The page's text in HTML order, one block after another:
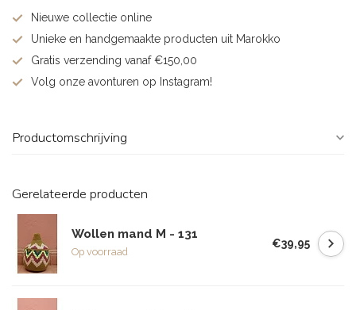
Nieuwe collectie online
Unieke en handgemaakte producten uit Marokko
Gratis verzending vanaf €150,00
Volg onze avonturen op Instagram!
Productomschrijving
Gerelateerde producten
Wollen mand M - 131
Op voorraad
€39,95